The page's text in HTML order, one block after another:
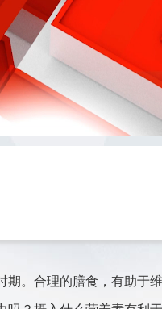
。 合理的膳食，有助于